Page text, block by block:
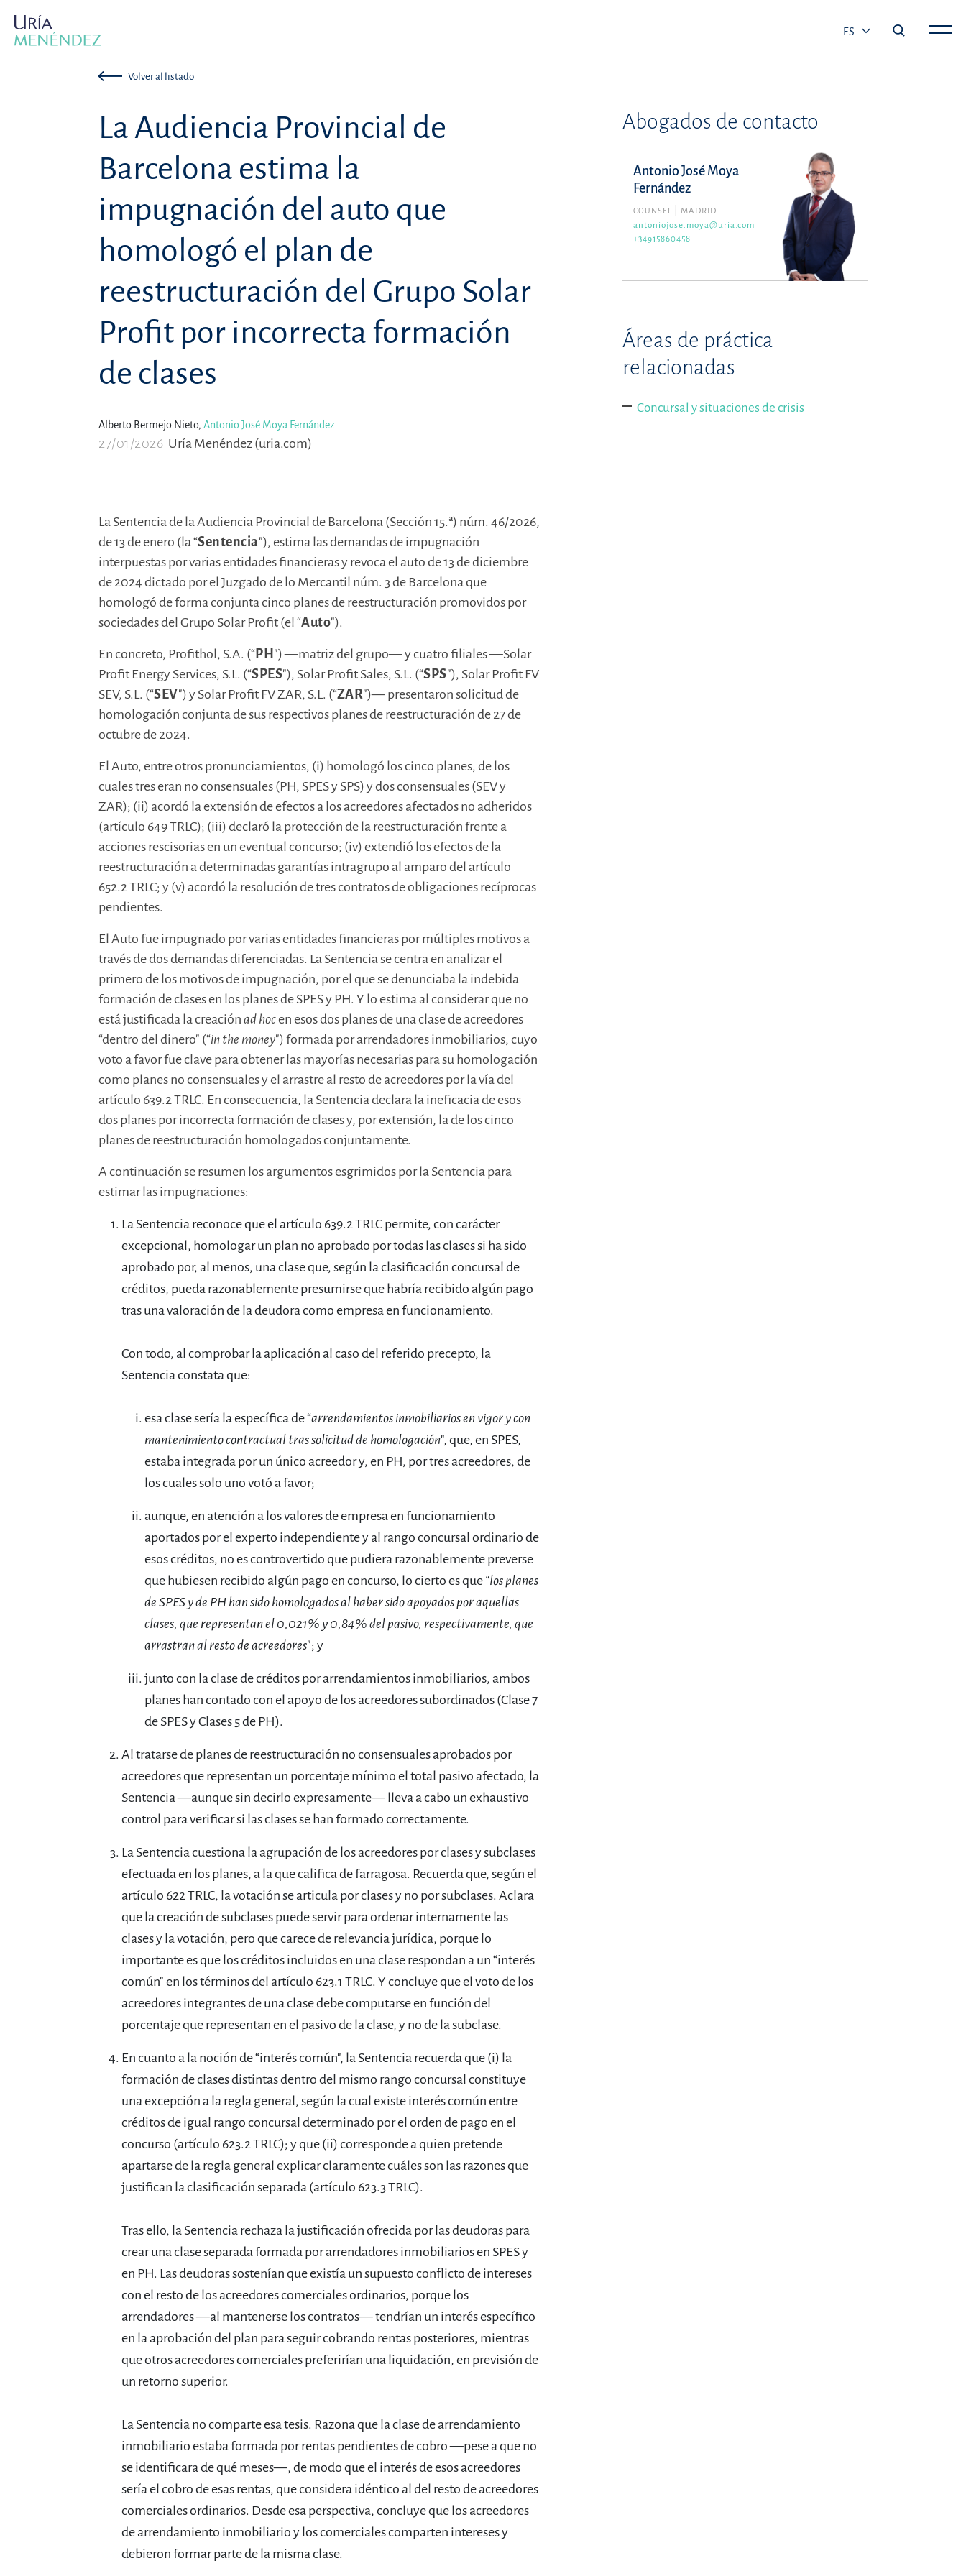
ES
Volver al listado
La Audiencia Provincial de
Barcelona estima la
impugnación del auto que
homologó el plan de
reestructuración del Grupo Solar
Profit por incorrecta formación
de clases
Alberto Bermejo Nieto, Antonio José Moya Fernández.
27/01/2026 Uría Menéndez (uria.com)
La Sentencia de la Audiencia Provincial de Barcelona (Sección 15.ª) núm. 46/2026,
de 13 de enero (la “Sentencia"), estima las demandas de impugnación
interpuestas por varias entidades financieras y revoca el auto de 13 de diciembre
de 2024 dictado por el Juzgado de lo Mercantil núm. 3 de Barcelona que
homologó de forma conjunta cinco planes de reestructuración promovidos por
sociedades del Grupo Solar Profit (el “Auto").
En concreto, Profithol, S.A. (“ PH ") —matriz del grupo— y cuatro filiales —Solar
Profit Energy Services, S.L. (“SPES"), Solar Profit Sales, S.L. (“SPS"), Solar Profit FV
SEV, S.L. (“SEV") y Solar Profit FV ZAR, S.L. (“ZAR")— presentaron solicitud de
homologación conjunta de sus respectivos planes de reestructuración de 27 de
octubre de 2024.
El Auto, entre otros pronunciamientos, (i) homologó los cinco planes, de los
cuales tres eran no consensuales (PH, SPES y SPS) y dos consensuales (SEV y
ZAR); (ii) acordó la extensión de efectos a los acreedores afectados no adheridos
(artículo 649 TRLC); (iii) declaró la protección de la reestructuración frente a
acciones rescisorias en un eventual concurso; (iv) extendió los efectos de la
reestructuración a determinadas garantías intragrupo al amparo del artículo
652.2 TRLC; y (v) acordó la resolución de tres contratos de obligaciones recíprocas
pendientes.
El Auto fue impugnado por varias entidades financieras por múltiples motivos a
través de dos demandas diferenciadas. La Sentencia se centra en analizar el
primero de los motivos de impugnación, por el que se denunciaba la indebida
formación de clases en los planes de SPES y PH. Y lo estima al considerar que no
está justificada la creación ad hocen esos dos planes de una clase de acreedores
“dentro del dinero" (“in the money") formada por arrendadores inmobiliarios, cuyo
voto a favor fue clave para obtener las mayorías necesarias para su homologación
como planes no consensuales y el arrastre al resto de acreedores por la vía del
artículo 639.2 TRLC. En consecuencia, la Sentencia declara la ineficacia de esos
dos planes por incorrecta formación de clases y, por extensión, la de los cinco
planes de reestructuración homologados conjuntamente.
A continuación se resumen los argumentos esgrimidos por la Sentencia para
estimar las impugnaciones:
La Sentencia reconoce que el artículo 639.2 TRLC permite, con carácter
excepcional, homologar un plan no aprobado por todas las clases si ha sido
aprobado por, al menos, una clase que, según la clasificación concursal de
créditos, pueda razonablemente presumirse que habría recibido algún pago
tras una valoración de la deudora como empresa en funcionamiento.
Con todo, al comprobar la aplicación al caso del referido precepto, la
Sentencia constata que:
esa clase sería la específica de “arrendamientos inmobiliarios en vigor y con
mantenimiento contractual tras solicitud de homologación", que, en SPES,
estaba integrada por un único acreedor y, en PH, por tres acreedores, de
los cuales solo uno votó a favor;
aunque, en atención a los valores de empresa en funcionamiento
aportados por el experto independiente y al rango concursal ordinario de
esos créditos, no es controvertido que pudiera razonablemente preverse
que hubiesen recibido algún pago en concurso, lo cierto es que “los planes
de SPES y de PH han sido homologados al haber sido apoyados por aquellas
clases, que representan el 0,021% y 0,84% del pasivo, respectivamente, que
arrastran al resto de acreedores"; y
junto con la clase de créditos por arrendamientos inmobiliarios, ambos
planes han contado con el apoyo de los acreedores subordinados (Clase 7
de SPES y Clases 5 de PH).
Al tratarse de planes de reestructuración no consensuales aprobados por
acreedores que representan un porcentaje mínimo el total pasivo afectado, la
Sentencia —aunque sin decirlo expresamente— lleva a cabo un exhaustivo
control para verificar si las clases se han formado correctamente.
La Sentencia cuestiona la agrupación de los acreedores por clases y subclases
efectuada en los planes, a la que califica de farragosa. Recuerda que, según el
artículo 622 TRLC, la votación se articula por clases y no por subclases. Aclara
que la creación de subclases puede servir para ordenar internamente las
clases y la votación, pero que carece de relevancia jurídica, porque lo
importante es que los créditos incluidos en una clase respondan a un “interés
común" en los términos del artículo 623.1 TRLC. Y concluye que el voto de los
acreedores integrantes de una clase debe computarse en función del
porcentaje que representan en el pasivo de la clase, y no de la subclase.
En cuanto a la noción de “interés común", la Sentencia recuerda que (i) la
formación de clases distintas dentro del mismo rango concursal constituye
una excepción a la regla general, según la cual existe interés común entre
créditos de igual rango concursal determinado por el orden de pago en el
concurso (artículo 623.2 TRLC); y que (ii) corresponde a quien pretende
apartarse de la regla general explicar claramente cuáles son las razones que
justifican la clasificación separada (artículo 623.3 TRLC).
Tras ello, la Sentencia rechaza la justificación ofrecida por las deudoras para
crear una clase separada formada por arrendadores inmobiliarios en SPES y
en PH. Las deudoras sostenían que existía un supuesto conflicto de intereses
con el resto de los acreedores comerciales ordinarios, porque los
arrendadores —al mantenerse los contratos— tendrían un interés específico
en la aprobación del plan para seguir cobrando rentas posteriores, mientras
que otros acreedores comerciales preferirían una liquidación, en previsión de
un retorno superior.
La Sentencia no comparte esa tesis. Razona que la clase de arrendamiento
inmobiliario estaba formada por rentas pendientes de cobro —pese a que no
se identificara de qué meses—, de modo que el interés de esos acreedores
sería el cobro de esas rentas, que considera idéntico al del resto de acreedores
comerciales ordinarios. Desde esa perspectiva, concluye que los acreedores
de arrendamiento inmobiliario y los comerciales comparten intereses y
debieron formar parte de la misma clase.
Abogados de contacto
Antonio José Moya
Fernández
COUNSEL
MADRID
antoniojose.moya@uria.com
+34915860458
Áreas de práctica
relacionadas
Concursal y situaciones de crisis